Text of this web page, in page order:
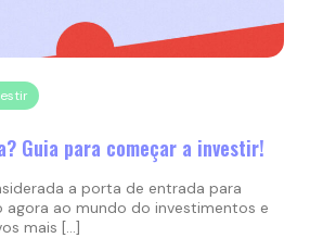
Guia para começar a investir!
a porta de entrada para
agora ao mundo do investimentos e
mais […]